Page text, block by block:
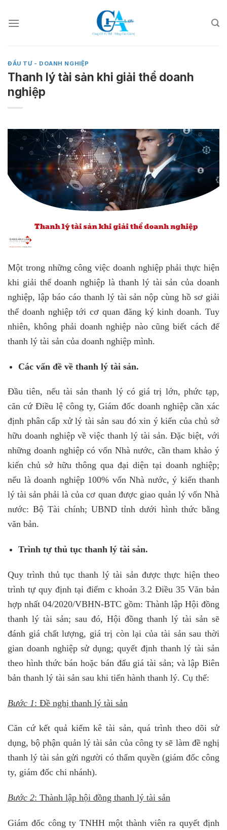
ĐẦU TƯ - DOANH NGHIỆP
Thanh lý tài sản khi giải thể doanh
nghiệp
Một trong những công việc doanh nghiệp phải thực hiện
khi giải thể doanh nghiệp là thanh lý tài sản của doanh
nghiệp, lập báo cáo thanh lý tài sản nộp cùng hồ sơ giải
thể doanh nghiệp tới cơ quan đăng ký kinh doanh. Tuy
nhiên, không phải doanh nghiệp nào cũng biết cách để
thanh lý tài sản của doanh nghiệp mình.
Các vấn đề về thanh lý tài sản.
Đầu tiên, nếu tài sản thanh lý có giá trị lớn, phức tạp,
căn cứ Điều lệ công ty, Giám đốc doanh nghiệp cần xác
định phân cấp xử lý tài sản sau đó xin ý kiến của chủ sở
hữu doanh nghiệp về việc thanh lý tài sản. Đặc biệt, với
những doanh nghiệp có vốn Nhà nước, cần tham khảo ý
kiến chủ sở hữu thông qua đại diện tại doanh nghiệp;
nếu là doanh nghiệp 100% vốn Nhà nước, ý kiến thanh
lý tài sản phải là của cơ quan được giao quản lý vốn Nhà
nước: Bộ Tài chính; UBND tỉnh dưới hình thức bằng
văn bản.
Trình tự thủ tục thanh lý tài sản.
Quy trình thủ tục thanh lý tài sản được thực hiện theo
trình tự quy định tại điểm c khoản 3.2 Điều 35 Văn bản
hợp nhất 04/2020/VBHN-BTC gồm: Thành lập Hội đồng
thanh lý tài sản; sau đó, Hội đồng thanh lý tài sản sẽ
đánh giá chất lượng, giá trị còn lại của tài sản sau thời
gian doanh nghiệp sử dụng; quyết định thanh lý tài sản
theo hình thức bán hoặc bán đấu giá tài sản; và lập Biên
bản thanh lý tài sản sau khi tiến hành thanh lý. Cụ thể:
Bước 1: Đề nghị thanh lý tài sản
Căn cứ kết quả kiểm kê tài sản, quá trình theo dõi sử
dụng, bộ phận quản lý tài sản của công ty sẽ làm đề nghị
thanh lý tài sản gửi người có thẩm quyền (giám đốc công
ty, giám đốc chi nhánh).
Bước 2: Thành lập hội đồng thanh lý tài sản
Giám đốc công ty TNHH một thành viên ra quyết định